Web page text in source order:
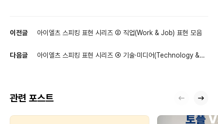
이전글 아이엘츠 스피킹 표현 시리즈 ② 직업(Work & Job) 표현 모음
다음글
아이엘츠 스피킹 표현 시리즈 ④ 기술·미디어(Technology &
관련 포스트